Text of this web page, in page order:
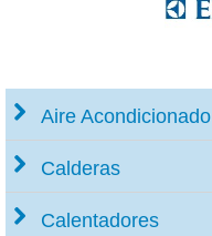
Aire Acondicionado
Calderas
Calentadores